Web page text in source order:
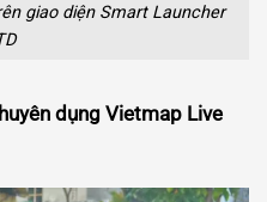
giao diện Smart Launcher
dụng Vietmap Live